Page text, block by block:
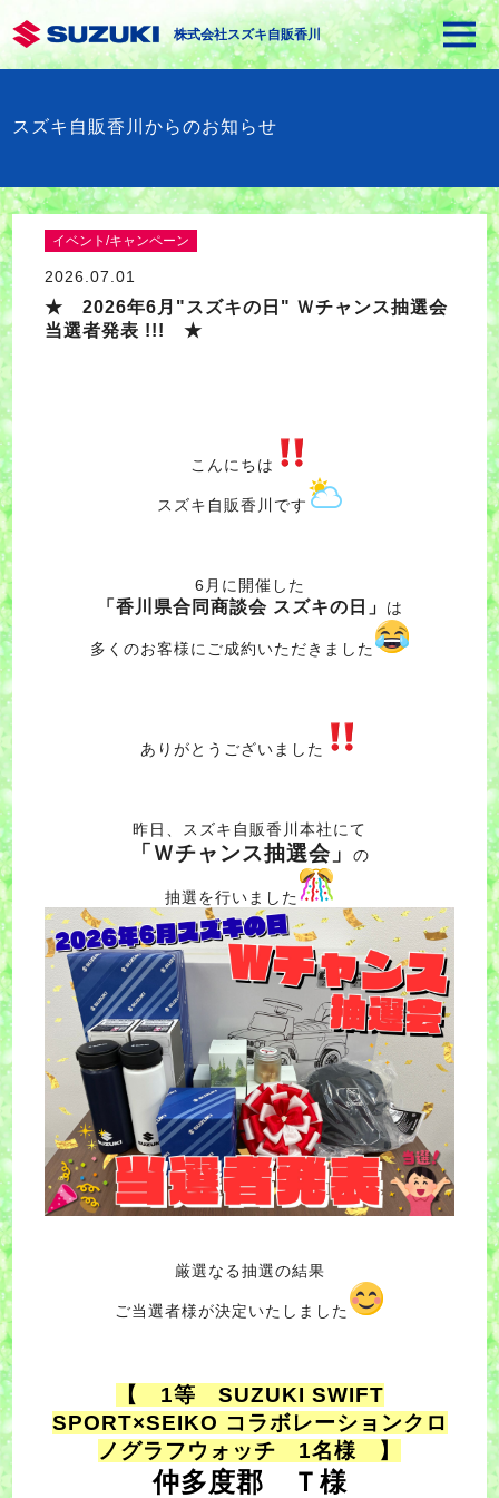
株式会社スズキ自販香川
スズキ自販香川からのお知らせ
イベント/キャンペーン
2026.07.01
★ 2026年6月"スズキの日" Ｗチャンス抽選会
当選者発表 !!! ★
こんにちは
スズキ自販香川です
6月に開催した
「香川県合同商談会 スズキの日」 は
多くのお客様にご成約いただきました
ありがとうございました
昨日、スズキ自販香川本社にて
「Ｗチャンス抽選会」 の
抽選を行いました
厳選なる抽選の結果
ご当選者様が決定いたしました
【 1等 SUZUKI SWIFT
SPORT×SEIKO コラボレーションクロ
ノグラフウォッチ 1名様 】
仲多度郡 Ｔ様